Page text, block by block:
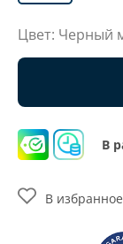
Цвет: Черный
В
В избранное